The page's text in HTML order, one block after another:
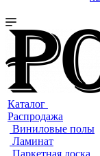
Каталог
Распродажа
Виниловые полы
Ламинат
Паркетная доска